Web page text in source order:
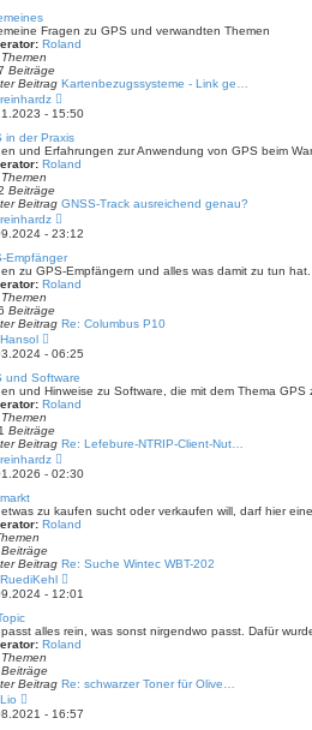
i
t
a
g
Fragen zu GPS und verwandten Themen
Roland
Themen
Beiträge
Beitrag Kartenbezugssysteme - Link ge…
reinhardz
e
u
e
s
t
B
i
t
r
a
g
- 15:50
in der Praxis
und Erfahrungen zur Anwendung von GPS beim
Roland
Themen
Beiträge
Beitrag GNSS-Track ausreichend genau?
reinhardz
e
u
e
s
t
B
i
t
r
a
g
- 23:12
Empfänger
zu GPS-Empfängern und alles was damit zu tun hat.
Roland
Themen
Beiträge
Beitrag Re: Columbus P10
Hansol
e
u
e
s
t
r
B
e
i
a
g
- 06:25
und Software
und Hinweise zu Software, die mit dem Thema
Roland
Themen
Beiträge
Beitrag Re: Lefebure-NTRIP-Client-Nut…
reinhardz
e
u
s
t
B
e
i
t
a
g
- 02:30
etwas zu kaufen sucht oder verkaufen will, darf hier
Roland
Beiträge
Beitrag Re: Suche Wintec WBT-202
RuediKehl
e
u
s
t
B
t
- 12:01
passt alles rein, was sonst nirgendwo passt. Dafür
Roland
Themen
Beiträge
Beitrag Re: schwarzer Toner für Olive…
Lio
e
u
- 16:57